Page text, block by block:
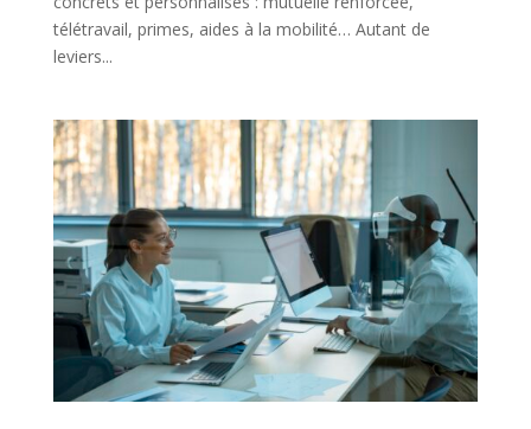
télétravail, primes, aides à la mobilité… Autant de
leviers...